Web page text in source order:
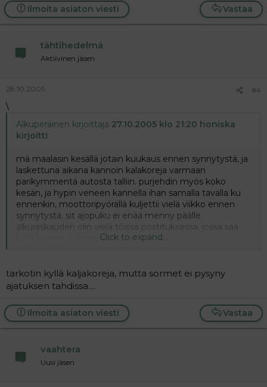
Vastaa
Ilmoita asiaton viesti
tähtihedelmä
Aktiivinen jäsen
28.10.2005 #4
\
Alkuperäinen kirjoittaja 27.10.2005 klo 21:20 honiska
kirjoitti:
mä maalasin kesällä jotain kuukaus ennen synnytystä, ja
laskettuna aikana kannoin kalakoreja varmaan
parikymmentä autosta talliin. purjehdin myös koko
kesän, ja hypin veneen kannella ihan samalla tavalla ku
ennenkin, moottoripyörällä kuljettii vielä viikko ennen
synnytystä. sit ajopuku ei enää menny päälle.
alkuraskauden olin vielä töissä postituksessa, jossa saa
kyllä kantaa raskaita paketteja.
kannattaa tarkastaa kemikaalit ettei tuu mitään. tosin
nykyään maalit on suht vaarattomia, jos huolehtii
kuulin että rikki mennyt selkä hankaloittaa synnytystä?
Click to expand...
tarkotin kyllä kaljakoreja, mutta sormet ei pysyny
ajatuksen tahdissa....
Vastaa
Ilmoita asiaton viesti
vaahtera
Uusi jäsen